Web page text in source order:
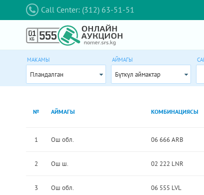
Call Center: (312) 63-51-51
МАКАМЫ
Пландалган
АЙМАГЫ
Бүткүл аймактар
№ АЙМАГЫ КОМБИНАЦИЯСЫ
1 Ош обл. 06 666 ARB
2 Ош ш. 02 222 LNR
3 Ош обл. 06 555 LVL